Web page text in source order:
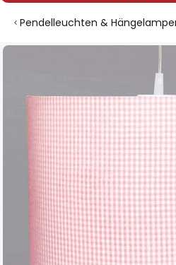
Pendelleuchten &
Zum
Bildgalerie
springen